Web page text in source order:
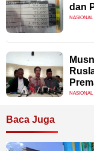
dan
NASIONAL
NASIONAL
Baca Juga